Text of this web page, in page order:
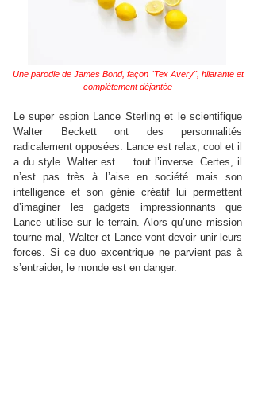
Une parodie de James Bond, façon "Tex Avery", hilarante et
complètement déjantée
Le super espion Lance Sterling et le scientifique
Walter Beckett ont des personnalités
radicalement opposées. Lance est relax, cool et il
a du style. Walter est … tout l’inverse. Certes, il
n’est pas très à l’aise en société mais son
intelligence et son génie créatif lui permettent
d’imaginer les gadgets impressionnants que
Lance utilise sur le terrain. Alors qu’une mission
tourne mal, Walter et Lance vont devoir unir leurs
forces. Si ce duo excentrique ne parvient pas à
s’entraider, le monde est en danger.